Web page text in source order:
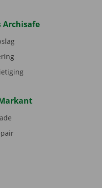
Archisafe